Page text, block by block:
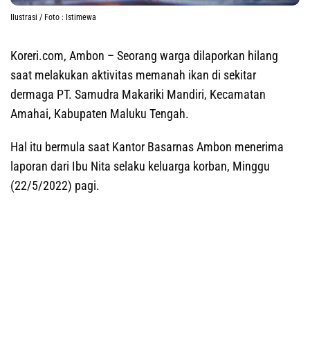
Ilustrasi / Foto : Istimewa
Koreri.com, Ambon – Seorang warga dilaporkan hilang
saat melakukan aktivitas memanah ikan di sekitar
dermaga PT. Samudra Makariki Mandiri, Kecamatan
Amahai, Kabupaten Maluku Tengah.
Hal itu bermula saat Kantor Basarnas Ambon menerima
laporan dari Ibu Nita selaku keluarga korban, Minggu
(22/5/2022) pagi.